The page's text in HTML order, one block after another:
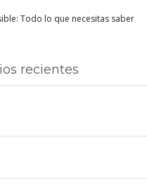
Todo lo que necesitas saber
recientes